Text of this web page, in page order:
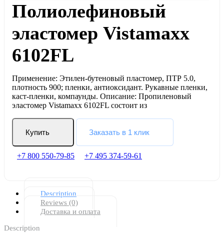
Полиолефиновый
эластомер Vistamaxx
6102FL
Применение: Этилен-бутеновый пластомер, ПТР 5.0,
плотность 900; пленки, антиоксидант. Рукавные пленки,
каст-пленки, компаунды. Описание: Пропиленовый
эластомер Vistamaxx 6102FL состоит из
Купить Заказать в 1 клик
+7 800 550-79-85 +7 495 374-59-61
Description
Reviews (0)
Доставка и оплата
Description